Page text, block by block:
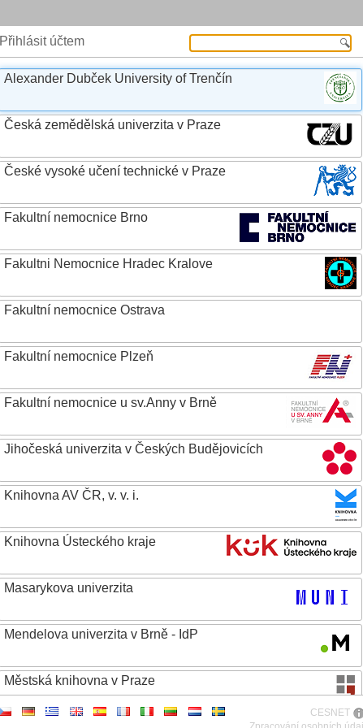
Přihlásit účtem
Alexander Dubček University of Trenčín
Česká zemědělská univerzita v Praze
České vysoké učení technické v Praze
Fakultní nemocnice Brno
Fakultni Nemocnice Hradec Kralove
Fakultní nemocnice Ostrava
Fakultní nemocnice Plzeň
Fakultní nemocnice u sv.Anny v Brně
Jihočeská univerzita v Českých Budějovicích
Knihovna AV ČR, v. v. i.
Knihovna Ústeckého kraje
Masarykova univerzita
Mendelova univerzita v Brně - IdP
Městská knihovna v Praze
CESNET